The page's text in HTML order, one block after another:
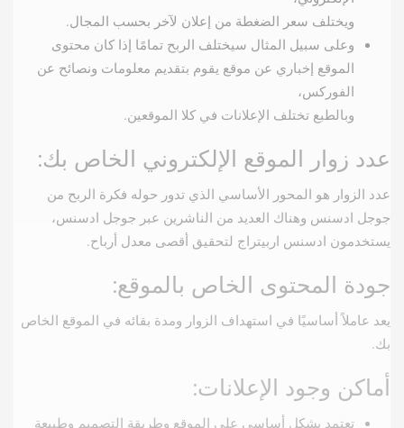
ويختلف سعر الضغطة من إعلان لآخر بحسب المجال.
وعلى سبيل المثال سيختلف الربح تمامًا إذا كان محتوى
الموقع إخباري عن موقع يقوم بتقديم معلومات ونصائح عن
الفوركس،
وبالطبع تختلف الإعلانات في كلا الموقعين.
عدد زوار الموقع الإلكتروني الخاص بك:
عدد الزوار هو المحور الأساسي الذي تدور حوله فكرة الربح من
جوجل ادسنس وهناك العديد من الناشرين عبر جوجل ادسنس،
يستخدمون ادسنس اربيتراج لتحقيق أقصى معدل أرباح.
جودة المحتوى الخاص بالموقع:
يعد عاملاً أساسيًا في استهداف الزوار ومدة بقائه في الموقع الخاص
بك.
أماكن وجود الإعلانات:
تعتمد بشكل أساسي على الموقع وطريقة التصميم وطبيعة